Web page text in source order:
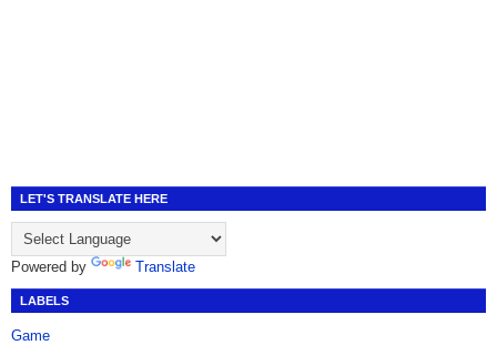
LET'S TRANSLATE HERE
Powered by Translate
LABELS
Game